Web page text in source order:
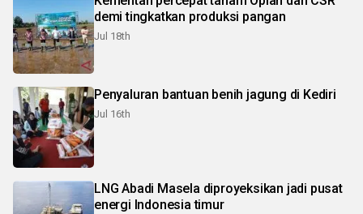
demi tingkatkan produksi pangan
Jul 18th
Penyaluran bantuan benih jagung di Kediri
Jul 16th
LNG Abadi Masela diproyeksikan jadi pusat
energi Indonesia timur